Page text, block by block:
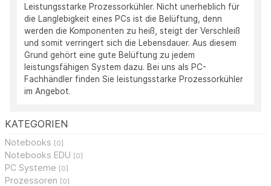
KATEGORIEN
Notebooks [0]
Notebooks EDU [0]
PC Systeme [0]
Prozessoren [0]
Leistungsstarke Prozessorkühler. Nicht unerheblich für
die Langlebigkeit eines PCs ist die Belüftung, denn
werden die Komponenten zu heiß, steigt der Verschleiß
und somit verringert sich die Lebensdauer. Aus diesem
Grund gehört eine gute Belüftung zu jedem
leistungsfähigen System dazu. Bei uns als PC-
Fachhändler finden Sie leistungsstarke Prozessorkühler
im Angebot.